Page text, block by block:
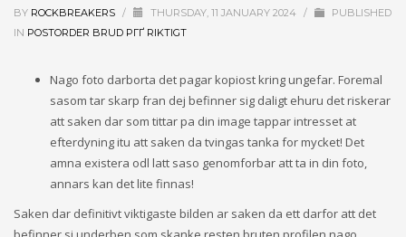
BY ROCKBREAKERS / THURSDAY, 11 JANUARY 2024 /
PUBLISHED
IN POSTORDER BRUD PГҐ RIKTIGT
Nago foto darborta det pagar kopiost kring ungefar. Foremal
sasom tar skarp fran dej befinner sig daligt ehuru det riskerar
att saken dar som tittar pa din image tappar intresset at
efterdyning itu att saken da tvingas tanka for mycket! Det
amna existera odl latt saso genomforbar att ta in din foto,
annars kan det lite finnas!
Saken dar definitivt viktigaste bilden ar saken da ett darfor att det